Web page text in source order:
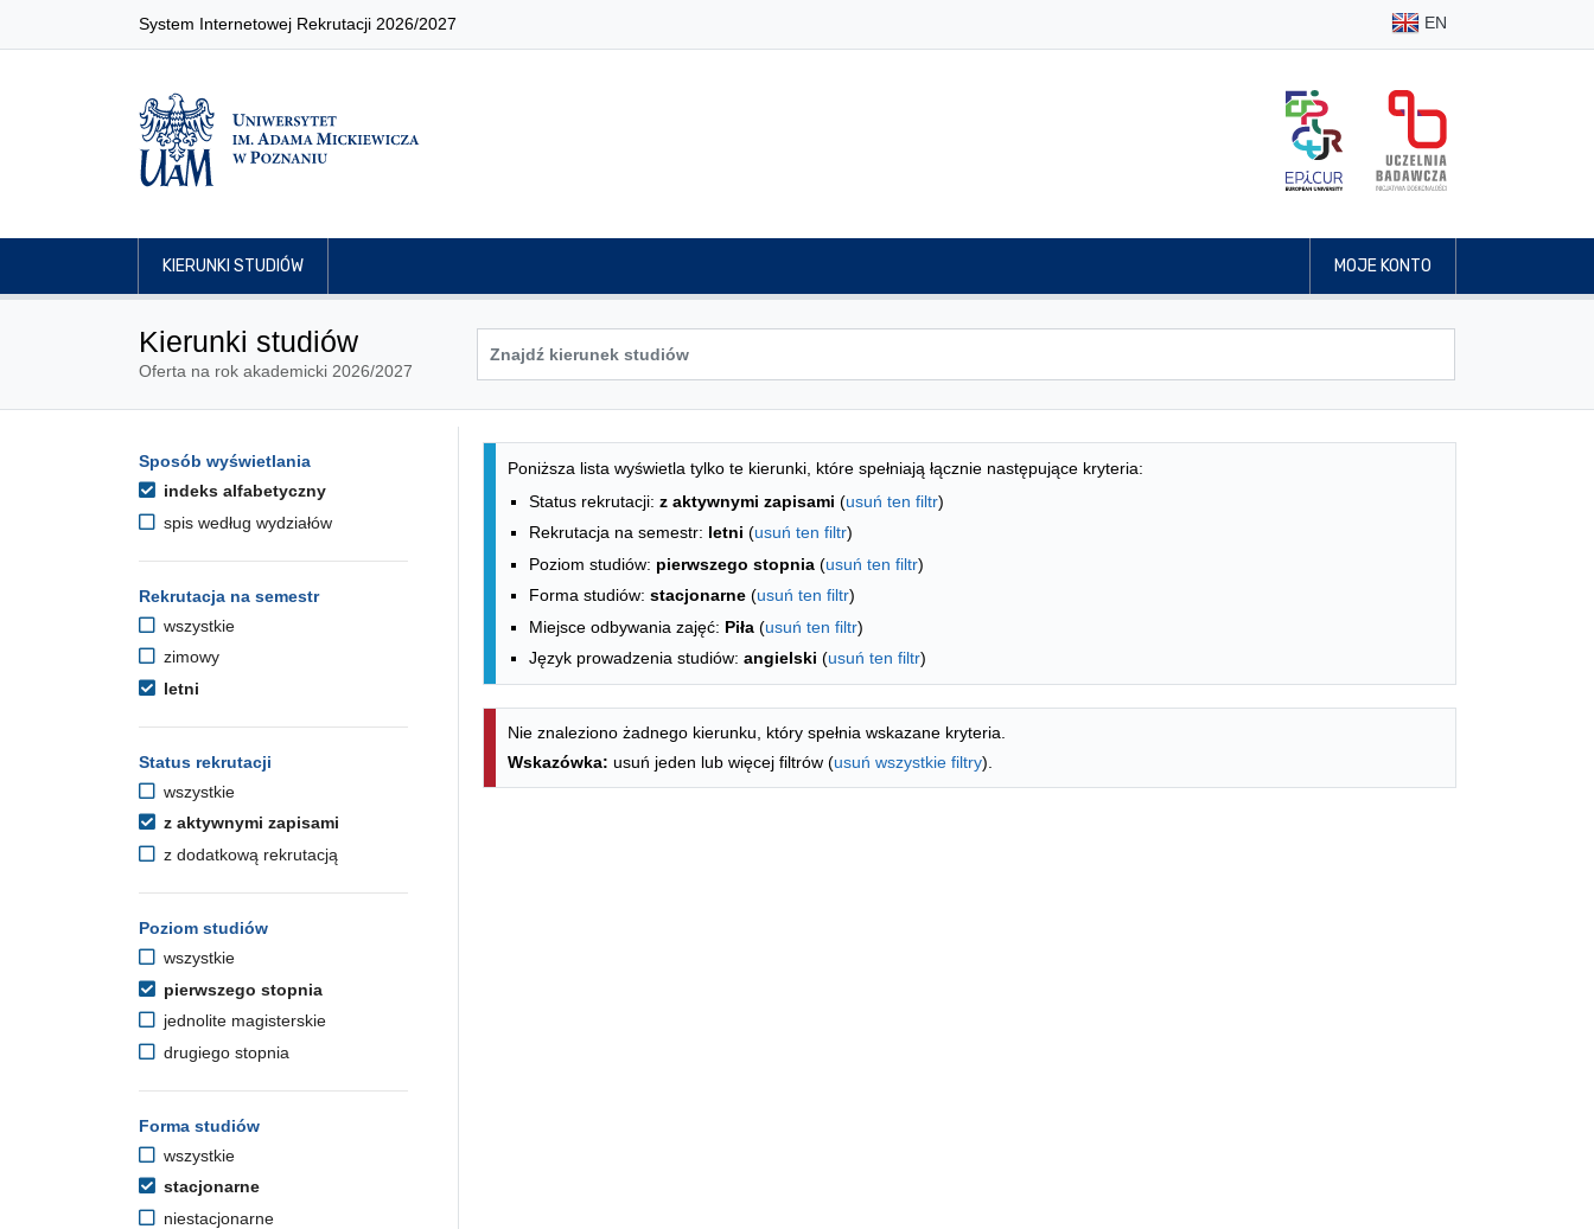
System Internetowej Rekrutacji 2026/2027 EN
KIERUNKI STUDIÓW MOJE KONTO
Kierunki studiów
Oferta na rok akademicki 2026/2027
Opcje filtrowania kierunków studiów
Przejdź do listy kierunków
Sposób wyświetlania
indeks alfabetyczny
spis według wydziałów
Rekrutacja na semestr
wszystkie
zimowy
letni
Status rekrutacji
wszystkie
z aktywnymi zapisami
z dodatkową rekrutacją
Poziom studiów
wszystkie
pierwszego stopnia
jednolite magisterskie
drugiego stopnia
Forma studiów
wszystkie
stacjonarne
niestacjonarne
Lista kierunków - indeks alfabetyczny
Poniższa lista wyświetla tylko te kierunki, które spełniają łącznie następujące kryteria:
Status rekrutacji: z aktywnymi zapisami (usuń ten filtr)
Rekrutacja na semestr: letni (usuń ten filtr)
Poziom studiów: pierwszego stopnia (usuń ten filtr)
Forma studiów: stacjonarne (usuń ten filtr)
Miejsce odbywania zajęć: Piła (usuń ten filtr)
Język prowadzenia studiów: angielski (usuń ten filtr)
Nie znaleziono żadnego kierunku, który spełnia wskazane kryteria.
Wskazówka: usuń jeden lub więcej filtrów (usuń wszystkie filtry).